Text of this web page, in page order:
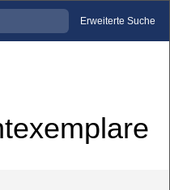
Erweiterte Suche